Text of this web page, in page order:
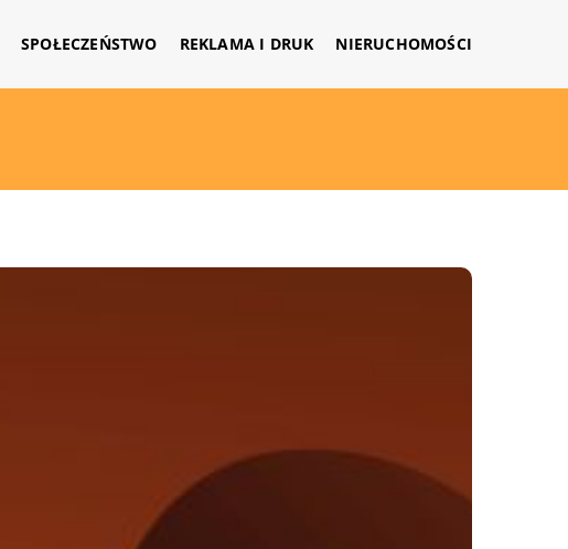
SPOŁECZEŃSTWO REKLAMA I DRUK NIERUCHOMOŚCI